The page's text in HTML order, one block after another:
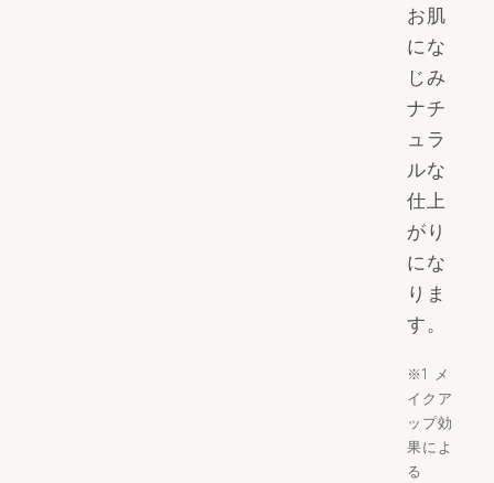
お肌
にな
じみ
ナチ
ュラ
ルな
仕上
がり
にな
りま
す。
※1 メ
イクア
ップ効
果によ
る